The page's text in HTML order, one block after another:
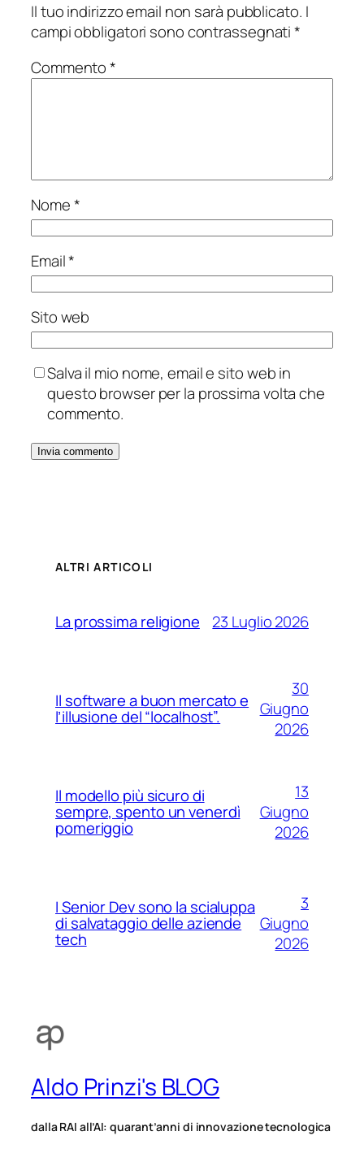
Il tuo indirizzo email non sarà pubblicato. I
campi obbligatori sono contrassegnati*
Commento*
Nome*
Email*
Sito web
Salva il mio nome, email e sito web in
questo browser per la prossima volta che
commento.
ALTRI ARTICOLI
La prossima religione 23 Luglio 2026
Il software a buon mercato e
l’illusione del “localhost”.
30
Giugno
2026
Il modello più sicuro di
sempre, spento un venerdì
pomeriggio
13
Giugno
2026
I Senior Dev sono la scialuppa
di salvataggio delle aziende
tech
3
Giugno
2026
Aldo Prinzi's BLOG
dalla RAI all’AI: quarant’anni di innovazione tecnologica